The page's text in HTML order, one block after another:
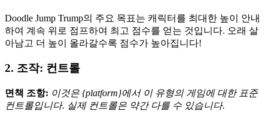
Doodle Jump Trump의 주요 목표는 캐릭터를 최대한 높이 안내
하여 계속 위로 점프하여 최고 점수를 얻는 것입니다. 오래 살
아남고 더 높이 올라갈수록 점수가 높아집니다!
2. 조작: 컨트롤
면책 조항: 이것은 {platform}에서 이 유형의 게임에 대한 표준
컨트롤입니다. 실제 컨트롤은 약간 다를 수 있습니다.